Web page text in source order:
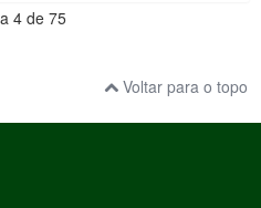
4 de 75
Voltar para o topo